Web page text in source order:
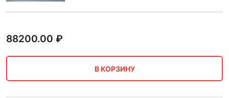
88200.00 ₽
В КОРЗИНУ